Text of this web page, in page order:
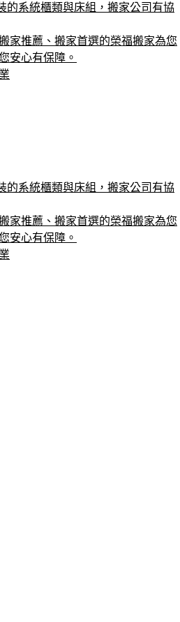
的系統櫃類與床組，搬家公司有協
家推薦、搬家首選的榮福搬家為您
安心有保障。
的系統櫃類與床組，搬家公司有協
家推薦、搬家首選的榮福搬家為您
安心有保障。